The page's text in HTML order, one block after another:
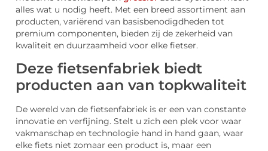
alles wat u nodig heeft. Met een breed assortiment aan
producten, variërend van basisbenodigdheden tot
premium componenten, bieden zij de zekerheid van
kwaliteit en duurzaamheid voor elke fietser.
Deze fietsenfabriek biedt
producten aan van topkwaliteit
De wereld van de fietsenfabriek is er een van constante
innovatie en verfijning. Stelt u zich een plek voor waar
vakmanschap en technologie hand in hand gaan, waar
elke fiets niet zomaar een product is, maar een